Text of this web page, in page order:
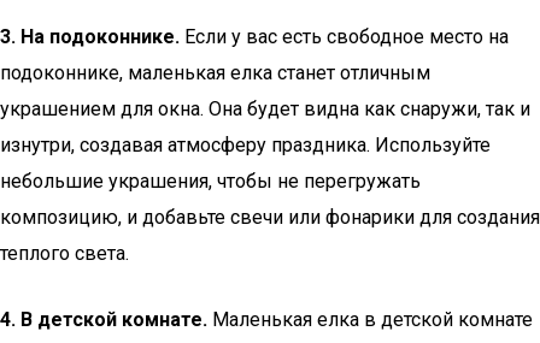
3. На подоконнике. Если у вас есть свободное место на
подоконнике, маленькая елка станет отличным
украшением для окна. Она будет видна как снаружи, так и
изнутри, создавая атмосферу праздника. Используйте
небольшие украшения, чтобы не перегружать
композицию, и добавьте свечи или фонарики для создания
теплого света.
4. В детской комнате. Маленькая елка в детской комнате